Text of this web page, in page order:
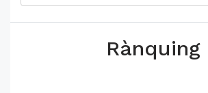
Rànquing